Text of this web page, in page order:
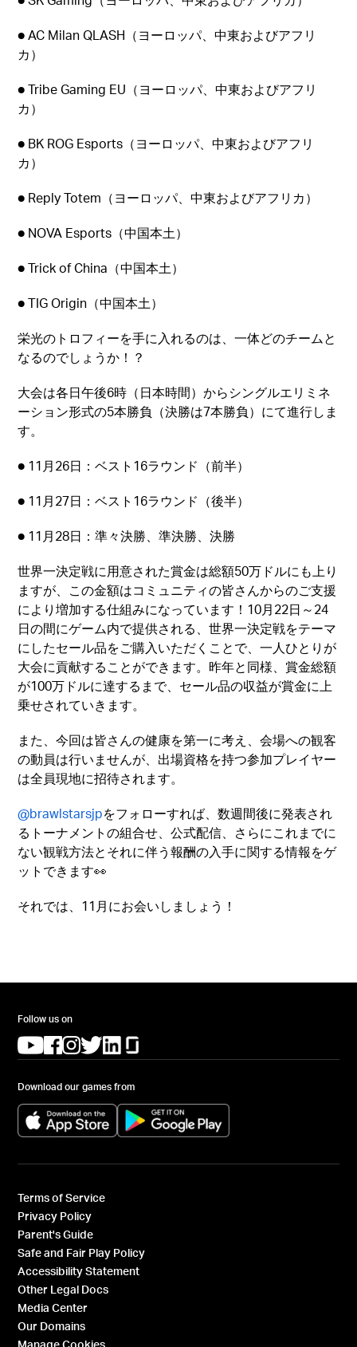
● AC Milan QLASH（ヨーロッパ、中東およびアフリ
カ）
● Tribe Gaming EU（ヨーロッパ、中東およびアフリ
カ）
● BK ROG Esports（ヨーロッパ、中東およびアフリ
カ）
● Reply Totem（ヨーロッパ、中東およびアフリカ）
● NOVA Esports（中国本土）
● Trick of China（中国本土）
● TIG Origin（中国本土）
栄光のトロフィーを手に入れるのは、一体どのチームと
なるのでしょうか！？
大会は各日午後6時（日本時間）からシングルエリミネ
ーション形式の5本勝負（決勝は7本勝負）にて進行しま
す。
● 11月26日：ベスト16ラウンド（前半）
● 11月27日：ベスト16ラウンド（後半）
● 11月28日：準々決勝、準決勝、決勝
世界一決定戦に用意された賞金は総額50万ドルにも上り
ますが、この金額はコミュニティの皆さんからのご支援
により増加する仕組みになっています！10月22日～24
日の間にゲーム内で提供される、世界一決定戦をテーマ
にしたセール品をご購入いただくことで、一人ひとりが
大会に貢献することができます。昨年と同様、賞金総額
が100万ドルに達するまで、セール品の収益が賞金に上
乗せされていきます。
また、今回は皆さんの健康を第一に考え、会場への観客
の動員は行いませんが、出場資格を持つ参加プレイヤー
は全員現地に招待されます。
@brawlstarsjpをフォローすれば、数週間後に発表され
るトーナメントの組合せ、公式配信、さらにこれまでに
ない観戦方法とそれに伴う報酬の入手に関する情報をゲ
ットできます👀
それでは、11月にお会いしましょう！
Follow us on
(opens in a new tab)
(opens in a new tab)
(opens in a new tab)
(opens in a new tab)
(opens in a new tab)
Download our games from
(opens in a new tab) (opens in a new tab)
Terms of Service
Privacy Policy
Parent's Guide
Safe and Fair Play Policy
Accessibility Statement
Other Legal Docs
Media Center
Our Domains
Manage Cookies